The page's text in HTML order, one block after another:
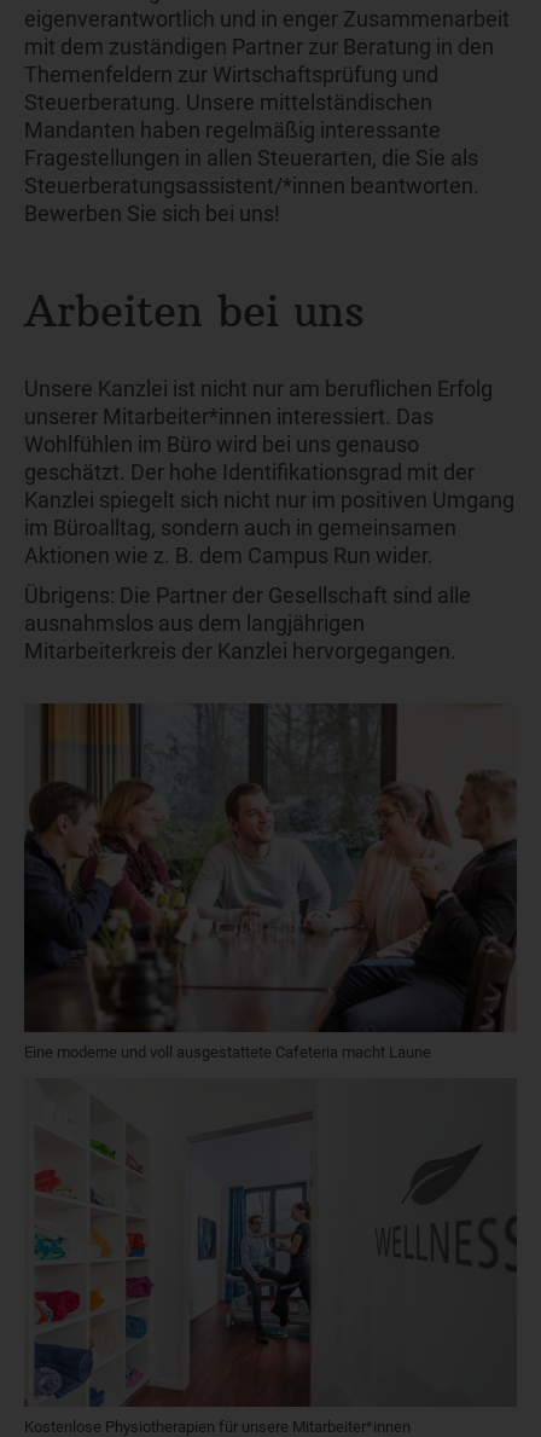
eigenverantwortlich und in enger Zusammenarbeit
mit dem zuständigen Partner zur Beratung in den
Themenfeldern zur Wirtschaftsprüfung und
Steuerberatung. Unsere mittelständischen
Mandanten haben regelmäßig interessante
Fragestellungen in allen Steuerarten, die Sie als
Steuerberatungsassistent/*innen beantworten.
Bewerben Sie sich bei uns!
Arbeiten bei uns
Unsere Kanzlei ist nicht nur am beruflichen Erfolg
unserer Mitarbeiter*innen interessiert. Das
Wohlfühlen im Büro wird bei uns genauso
geschätzt. Der hohe Identifikationsgrad mit der
Kanzlei spiegelt sich nicht nur im positiven Umgang
im Büroalltag, sondern auch in gemeinsamen
Aktionen wie z. B. dem Campus Run wider.
Übrigens: Die Partner der Gesellschaft sind alle
ausnahmslos aus dem langjährigen
Mitarbeiterkreis der Kanzlei hervorgegangen.
Eine moderne und voll ausgestattete Cafeteria macht Laune
Kostenlose Physiotherapien für unsere Mitarbeiter*innen